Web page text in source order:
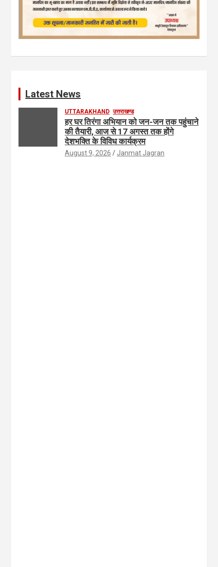
Latest News
UTTARAKHAND उत्तराखण्ड
हर घर तिरंगा अभियान को जन-जन तक पहुंचाने
की तैयारी, आज से 17 अगस्त तक होंगे
देशभक्ति के विविध कार्यक्रम
August 9, 2026 Janmat Jagran